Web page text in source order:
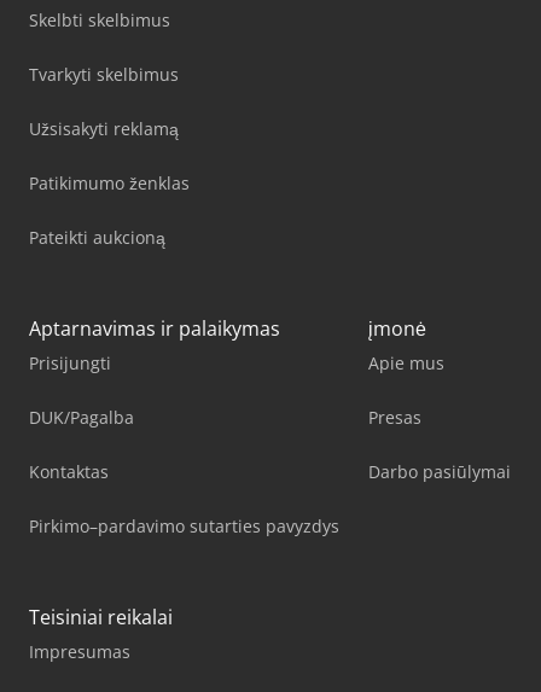
Skelbti skelbimus
Tvarkyti skelbimus
Užsisakyti reklamą
Patikimumo ženklas
Pateikti aukcioną
Aptarnavimas ir palaikymas
Prisijungti
DUK/Pagalba
Kontaktas
Pirkimo–pardavimo sutarties pavyzdys
įmonė
Apie mus
Presas
Darbo pasiūlymai
Teisiniai reikalai
Impresumas